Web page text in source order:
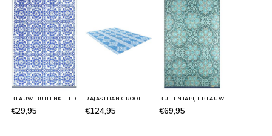
BLAUW BUITENKLEED
€29,95
RAJASTHAN GROOT TUINKLEED
€124,95
BUITENTAPIJT BLAUW
€69,95